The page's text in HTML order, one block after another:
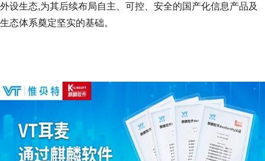
外设生态,为其后续布局自主、可控、安全的国产化信息产品及
生态体系奠定坚实的基础。